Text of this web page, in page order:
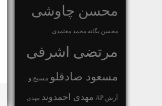
محسن چاوشی
محسن یگانه محمد معتمدی
مرتضی اشرفی
مسعود صادقلو مسیح و
آرش AP مهدی احمدوند مهدی